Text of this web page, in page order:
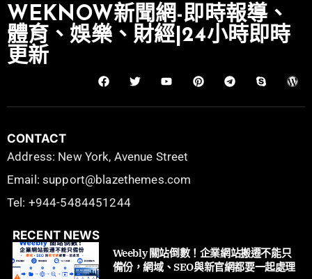
WEKNOW新聞網-即時報導、
體育、娛樂、財經|24小時即時
更新
CONTACT
Address: New York, Avenue Street
Email: support@blazethemes.com
Tel: +944-5484451244
RECENT NEWS
Weebly 關站倒數！企業網站搬遷不能只
備份，網域、SEO與新官網都要一起處理